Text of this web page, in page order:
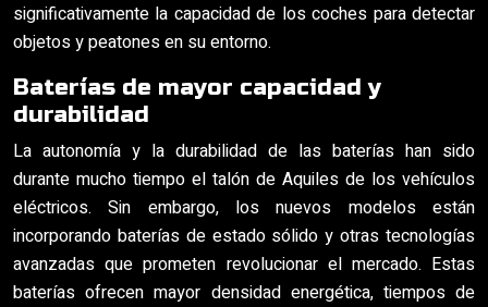
significativamente la capacidad de los coches para detectar
objetos y peatones en su entorno.
Baterías de mayor capacidad y
durabilidad
La autonomía y la durabilidad de las baterías han sido
durante mucho tiempo el talón de Aquiles de los vehículos
eléctricos. Sin embargo, los nuevos modelos están
incorporando baterías de estado sólido y otras tecnologías
avanzadas que prometen revolucionar el mercado. Estas
baterías ofrecen mayor densidad energética, tiempos de